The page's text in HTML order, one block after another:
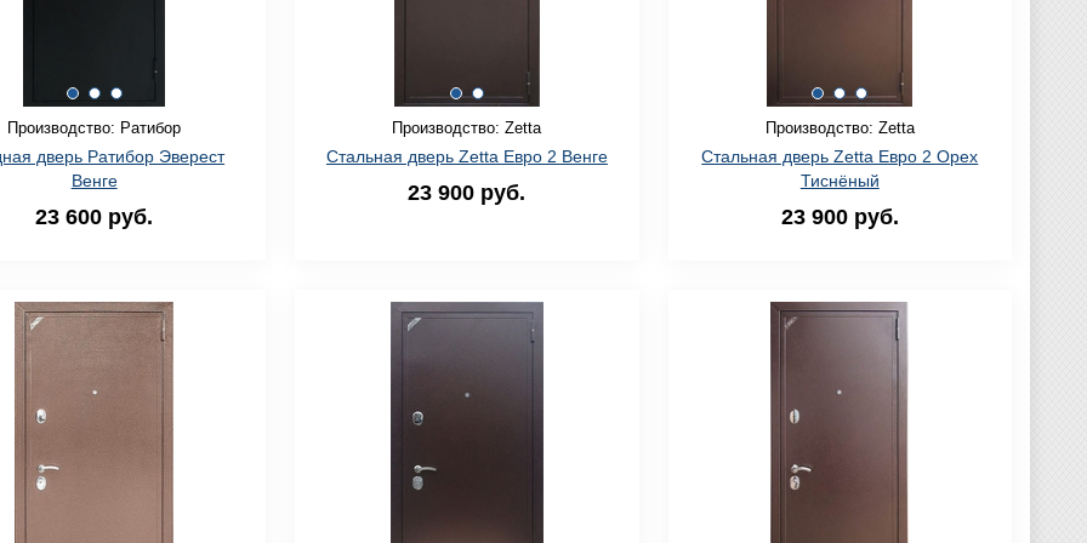
Производство: Ратибор
дверь Ратибор Эверест
Венге
23 600 руб.
Производство: Zetta
Стальная дверь Zetta Евро 2 Венге
23 900 руб.
Производство: Zetta
Стальная дверь Zetta Евро 2 Орех
Тиснёный
23 900 руб.